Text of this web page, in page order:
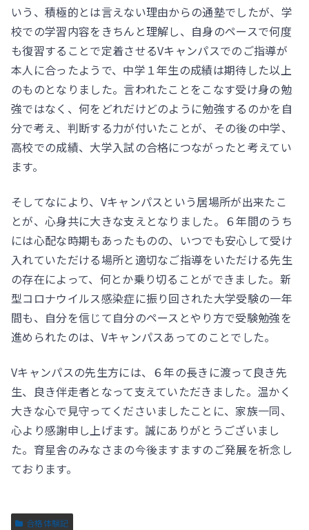
いう、積極的とは言えない理由からの通塾でしたが、学
校での学習内容をきちんと理解し、自身のペースで何度
も復習することで定着させるVキャンパスでのご指導が
本人に合ったようで、中学１年生の成績は期待した以上
のものとなりました。言われたことをこなす受け身の勉
強ではなく、何をどれだけどのように勉強するのかを自
分で考え、判断する力が付いたことが、その後の中学、
高校での成績、大学入試の合格につながったと考えてい
ます。
そしてなにより、Vキャンパスという居場所が出来たこ
とが、心身共に大きな支えとなりました。６年間のうち
には心配な時期もあったものの、いつでも安心して受け
入れていただける場所と適切なご指導をいただける先生
の存在によって、何とか乗り切ることができました。新
型コロナウイルス感染症に振り回された大学受験の一年
間も、自分を信じて自分のペースとやり方で受験勉強を
進められたのは、Vキャンパスあってのことでした。
Vキャンパスの先生方には、６年の長きに渡って良き先
生、良き伴走者となって支えていただきました。温かく
大きな心で見守ってくださいましたことに、家族一同、
心より感謝申し上げます。誠にありがとうございまし
た。育星舎のみなさまの今後ますますのご発展を祈念し
ております。
合格体験記